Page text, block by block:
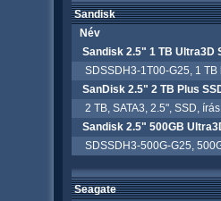
Sandisk
Név
Sandisk 2.5" 1 TB Ultra3D
SDSSDH3-1T00-G25, 1 TB
SanDisk 2.5" 2 TB Plus
2 TB, SATA3, 2.5", SSD,
Sandisk 2.5" 500GB
SDSSDH3-500G-G25,
Seagate